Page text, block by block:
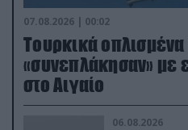
07.08.2026 | 00:02
Τουρκικά οπλισμένα
«συνεπλάκησαν» με
στο Αιγαίο
06.08.2026